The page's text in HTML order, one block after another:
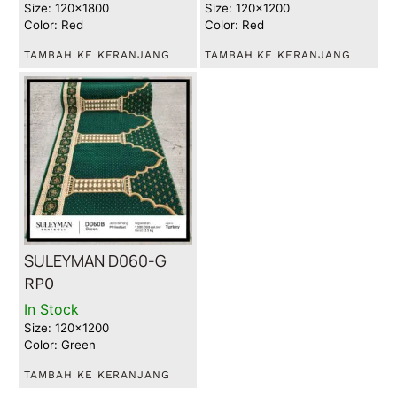
Size: 120x1800
Color: Red
TAMBAH KE KERANJANG
Size: 120x1200
Color: Red
TAMBAH KE KERANJANG
SULEYMAN D060-G
RP0
In Stock
Size: 120x1200
Color: Green
TAMBAH KE KERANJANG